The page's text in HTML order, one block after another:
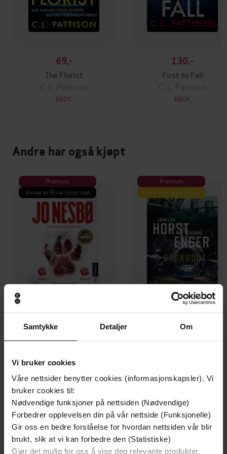
Samtykke Detaljer Om
Vi bruker cookies
Våre nettsider benytter cookies (informasjonskapsler). Vi
bruker cookies til:
Nødvendige funksjoner på nettsiden (Nødvendige)
Forbedrer opplevelsen din på vår nettside (Funksjonelle)
Gir oss en bedre forståelse for hvordan nettsiden vår blir
brukt, slik at vi kan forbedre den (Statistiske)
Gjør det mulig for oss å vise deg relevante produkter,
69,-
The Florist
C. L. Pattison
EBOK
130,-
First to Fall
C. L. Pattison
EBOK
Andre har også kjøpt
Premium
Vinner av Rivertonprisen
Jo Nesbø
Premium
Første gang på tilbud
Undertittel a gripping psychological thriller with an
ending you'll never forget